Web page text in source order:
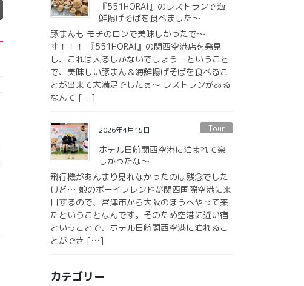
『551HORAI』のレストランで海
鮮揚げそばを食べました〜
豚まんも モチのロンで美味しかったで〜
す！！！ 『551HORAI』の関西空港店を発見
し、これは入るしかないでしょう…ということ
で、美味しい豚まん＆海鮮揚げそばを食べるこ
とが出来て大満足でしたぁ〜 レストランがある
なんて […]
2026年4月15日 Tour
ホテル日航関西空港に泊まれて楽
しかったな〜
飛行機があんまり見れなかったのは残念でした
けど… 娘のボーイフレンドが関西国際空港に来
日するので、宮津市から大阪のほうへやって来
たということなんです。そのため空港に近い宿
ということで、ホテル日航関西空港に泊れるこ
とができ […]
カテゴリー